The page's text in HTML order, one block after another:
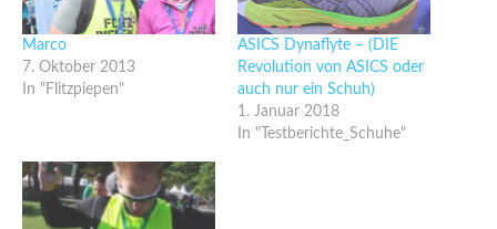
Marco
7. Oktober 2013
In "Flitzpiepen"
ASICS Dynaflyte – (DIE
Revolution von ASICS oder
auch nur ein Schuh)
1. Januar 2018
In "Testberichte_Schuhe"